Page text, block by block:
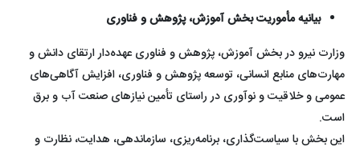
بیانیه مأموریت بخش آموزش، پژوهش و فناوری
وزارت نیرو در بخش آموزش، پژوهش و فناوری عهده‌دار ارتقای دانش و
مهارت‌های منابع انسانی، توسعه پژوهش و فناوری، افزایش آگاهی‌های
عمومی و خلاقیت و نوآوری در راستای تأمین نیازهای صنعت آب و برق
است.
این بخش با سیاست‌گذاری، برنامه‌ریزی، سازماندهی، هدایت، نظارت و